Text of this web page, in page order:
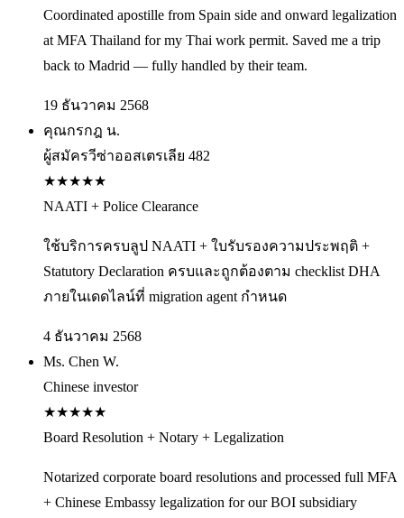
Coordinated apostille from Spain side and onward legalization
at MFA Thailand for my Thai work permit. Saved me a trip
back to Madrid — fully handled by their team.
19 ธันวาคม 2568
คุณกรกฎ น.
ผู้สมัครวีซ่าออสเตรเลีย 482
★★★★★
NAATI + Police Clearance
ใช้บริการครบลูป NAATI + ใบรับรองความประพฤติ +
Statutory Declaration ครบและถูกต้องตาม checklist DHA
ภายในเดดไลน์ที่ migration agent กำหนด
4 ธันวาคม 2568
Ms. Chen W.
Chinese investor
★★★★★
Board Resolution + Notary + Legalization
Notarized corporate board resolutions and processed full MFA
+ Chinese Embassy legalization for our BOI subsidiary